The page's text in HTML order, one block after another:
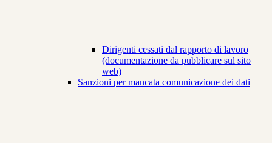
Dirigenti cessati dal rapporto di lavoro
(documentazione da pubblicare sul sito
web)
Sanzioni per mancata comunicazione dei dati